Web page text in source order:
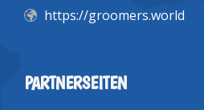
https://groomers.world
PARTNERSEITEN